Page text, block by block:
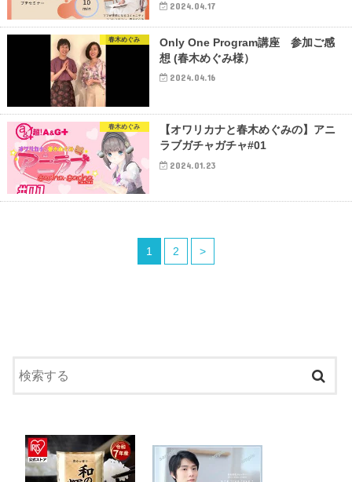
2024.04.17
春木めぐみ
Only One Program講座 参加ご感
想 (春木めぐみ様）
2024.04.16
春木めぐみ
【オワリカナと春木めぐみの】アニ
ラブガチャガチャ#01
2024.01.23
1 2 >